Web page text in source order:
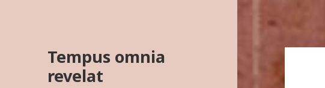
Tempus omnia
revelat